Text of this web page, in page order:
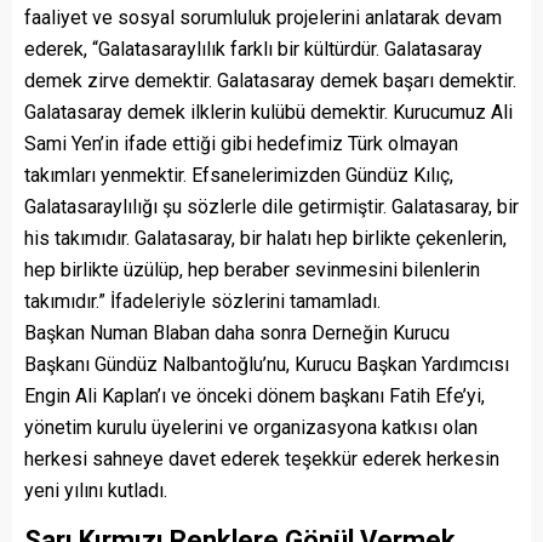
faaliyet ve sosyal sorumluluk projelerini anlatarak devam
ederek, “Galatasaraylılık farklı bir kültürdür. Galatasaray
demek zirve demektir. Galatasaray demek başarı demektir.
Galatasaray demek ilklerin kulübü demektir. Kurucumuz Ali
Sami Yen’in ifade ettiği gibi hedefimiz Türk olmayan
takımları yenmektir. Efsanelerimizden Gündüz Kılıç,
Galatasaraylılığı şu sözlerle dile getirmiştir. Galatasaray, bir
his takımıdır. Galatasaray, bir halatı hep birlikte çekenlerin,
hep birlikte üzülüp, hep beraber sevinmesini bilenlerin
takımıdır.” İfadeleriyle sözlerini tamamladı.
Başkan Numan Blaban daha sonra Derneğin Kurucu
Başkanı Gündüz Nalbantoğlu’nu, Kurucu Başkan Yardımcısı
Engin Ali Kaplan’ı ve önceki dönem başkanı Fatih Efe’yi,
yönetim kurulu üyelerini ve organizasyona katkısı olan
herkesi sahneye davet ederek teşekkür ederek herkesin
yeni yılını kutladı.